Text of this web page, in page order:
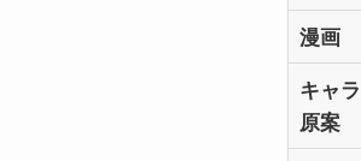
漫画
キャ
原案